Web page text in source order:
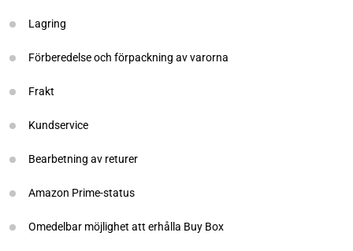
Lagring
Förberedelse och förpackning av varorna
Frakt
Kundservice
Bearbetning av returer
Amazon Prime-status
Omedelbar möjlighet att erhålla Buy Box